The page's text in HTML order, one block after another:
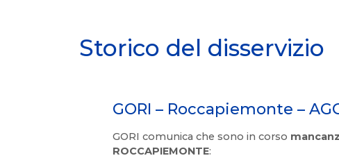
Storico del disservizio
GORI – Roccapiemonte –
GORI comunica che sono in corso
ROCCAPIEMONTE: